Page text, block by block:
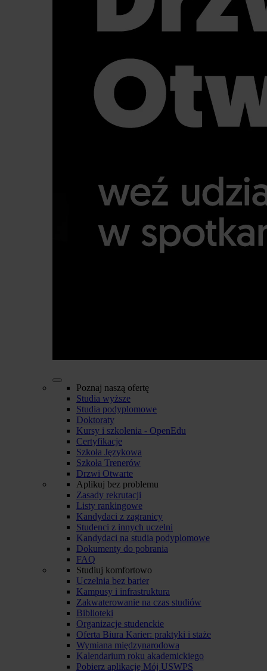
Poznaj naszą ofertę
Studia wyższe
Studia podyplomowe
Doktoraty
Kursy i szkolenia - OpenEdu
Certyfikacje
Szkoła Językowa
Szkoła Trenerów
Drzwi Otwarte
Aplikuj bez problemu
Zasady rekrutacji
Listy rankingowe
Kandydaci z zagranicy
Studenci z innych uczelni
Kandydaci na studia podyplomowe
Dokumenty do pobrania
FAQ
Studiuj komfortowo
Uczelnia bez barier
Kampusy i infrastruktura
Zakwaterowanie na czas studiów
Biblioteki
Organizacje studenckie
Oferta Biura Karier: praktyki i staże
Wymiana międzynarodowa
Kalendarium roku akademickiego
Pobierz aplikację Mój USWPS